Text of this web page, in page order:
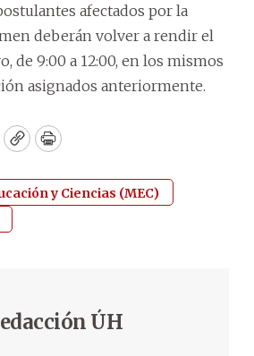
afectados por la
deberán volver a rendir el
de 9:00 a 12:00, en los mismos
asignados anteriormente.
CopyPrint
y Ciencias (MEC)
ÚH